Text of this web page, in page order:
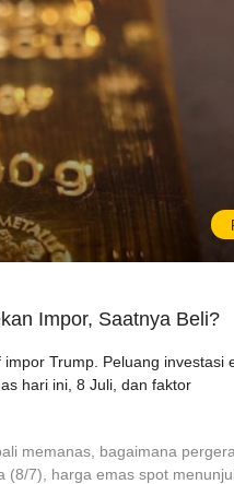
Impor, Saatnya Beli?
Trump. Peluang investasi
hari ini, 8 Juli, dan faktor
memanas, bagaimana
(8/7), harga emas spot